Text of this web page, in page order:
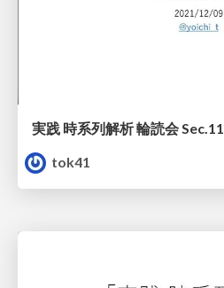
実践 時系列解析 輪読会 Sec.11
tok41